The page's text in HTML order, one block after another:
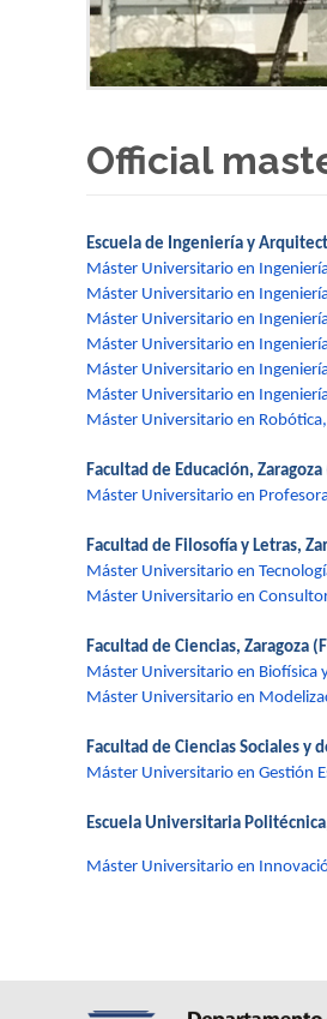
Official
Escuela de Ingeniería y
Máster Universitario en
Máster Universitario en
Máster Universitario en
Máster Universitario en
Máster Universitario en
Máster Universitario en
Máster Universitario en
Facultad de Educación, Zaragoza
Máster Universitario en
Facultad de Filosofía y Letras,
Máster Universitario en
Máster Universitario en
Facultad de Ciencias, Zaragoza
Máster Universitario en
Máster Universitario en
Facultad de Ciencias Sociales y
Máster Universitario en Gestión
Escuela Universitaria
Máster Universitario en